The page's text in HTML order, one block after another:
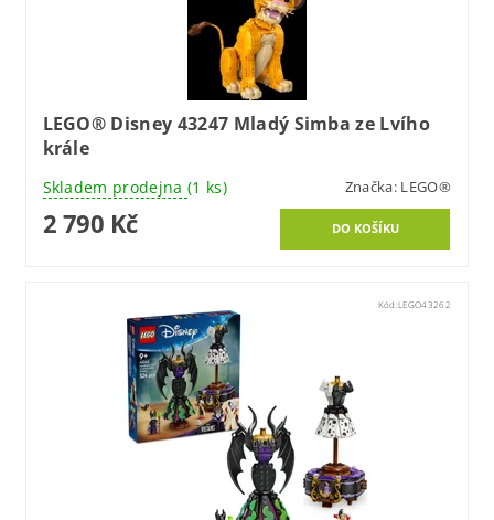
LEGO® Disney 43247 Mladý Simba ze Lvího
krále
Skladem prodejna (1 ks) Značka: LEGO®
2 790 Kč
Kód:LEGO43262